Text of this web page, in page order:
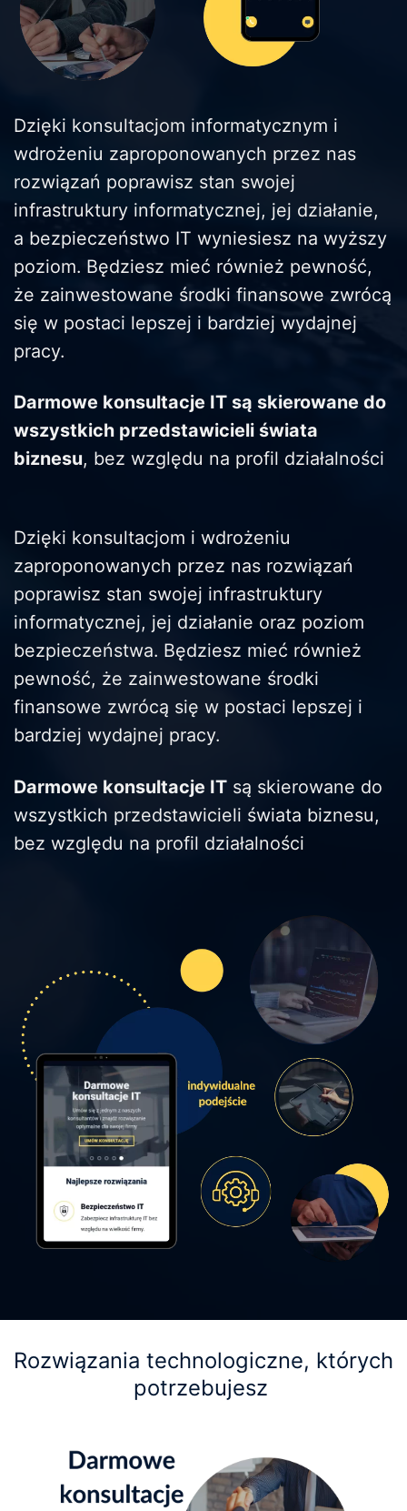
Dzięki konsultacjom informatycznym i
wdrożeniu zaproponowanych przez nas
rozwiązań poprawisz stan swojej
infrastruktury informatycznej, jej działanie,
a bezpieczeństwo IT wyniesiesz na wyższy
poziom. Będziesz mieć również pewność,
że zainwestowane środki finansowe zwrócą
się w postaci lepszej i bardziej wydajnej
pracy.
Darmowe konsultacje IT są skierowane do
wszystkich przedstawicieli świata
biznesu, bez względu na profil działalności
Dzięki konsultacjom i wdrożeniu
zaproponowanych przez nas rozwiązań
poprawisz stan swojej infrastruktury
informatycznej, jej działanie oraz poziom
bezpieczeństwa. Będziesz mieć również
pewność, że zainwestowane środki
finansowe zwrócą się w postaci lepszej i
bardziej wydajnej pracy.
Darmowe konsultacje IT są skierowane do
wszystkich przedstawicieli świata biznesu,
bez względu na profil działalności
Rozwiązania technologiczne, których
potrzebujesz